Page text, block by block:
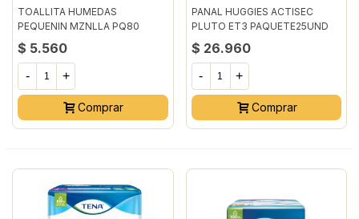
TOALLITA HUMEDAS
PEQUENIN MZNLLA PQ80
UNIDAD
$ 5.560
- +
Comprar
PANAL HUGGIES ACTISEC
PLUTO ET3 PAQUETE25UND
$ 26.960
- +
Comprar